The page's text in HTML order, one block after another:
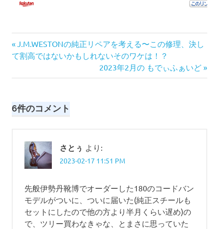
投
ビ
ー
シ
ョ
ン
前
の
事:
J.M.WESTONの純正リペアを考える〜この修理、決し
て割高ではないかもしれないそのワケは！？
次
の
2023年2月の もでぃふぁいど
6件のコメント
さとぅ より:
2023-02-17 11:51 PM
先般伊勢丹靴博でオーダーした180のコードバン
モデルがついに、ついに届いた(純正スチールも
セットにしたので他の方より半月くらい遅め)の
で、ツリー買わなきゃな、とまさに思っていた